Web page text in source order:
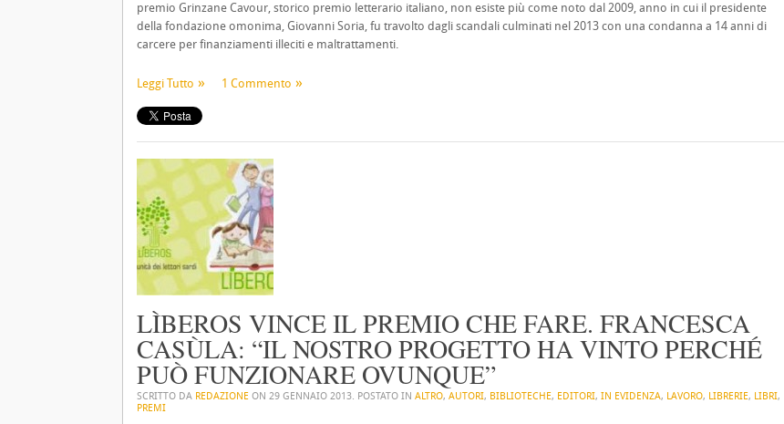
premio Grinzane Cavour, storico premio letterario italiano, non esiste più come noto dal 2009, anno in cui il presidente
della fondazione omonima, Giovanni Soria, fu travolto dagli scandali culminati nel 2013 con una condanna a 14 anni di
carcere per finanziamenti illeciti e maltrattamenti.
Leggi Tutto 1 Commento
LÌBEROS VINCE IL PREMIO CHE FARE. FRANCESCA
CASÙLA: “IL NOSTRO PROGETTO HA VINTO PERCHÉ
PUÒ FUNZIONARE OVUNQUE”
SCRITTO DA REDAZIONE ON 29 GENNAIO 2013. POSTATO IN ALTRO, AUTORI, BIBLIOTECHE, EDITORI, IN EVIDENZA, LAVORO, LIBRERIE, LIBRI,
PREMI